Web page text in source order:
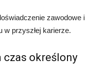
zawodowe i
w przyszłej karierze.
czas określony